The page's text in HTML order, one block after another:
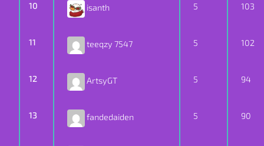
10 isanth 5 103
11 teeqzy 7547 5 102
12 ArtsyGT 5 94
13 fandedaiden 5 90